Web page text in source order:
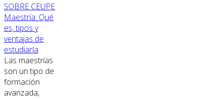
SOBRE CEUPE
Maestría: Qué
es, tipos y
ventajas de
estudiarla
Las maestrías
son un tipo de
formación
avanzada,